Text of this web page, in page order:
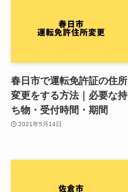
春日市で運転免許証の住所
変更をする方法｜必要な持
ち物・受付時間・期間
2021年5月14日